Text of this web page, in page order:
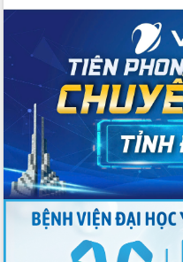
Tổ chức trang trọng Lễ hội Đền thờ
Lương Văn Chánh năm 2026
Phó Bí thư Tỉnh ủy Đắk Lắk Đỗ Hữu
Huy giữ chức Bí thư Đảng ủy Ủy Ban
Nhân dân tỉnh
Bệnh án điện tử thúc đẩy chuyển đổi
số y tế tại Đắk Lắk
Chuyển đổi số thư viện: Mở rộng
không gian tri thức trong thời đại số
Đánh giá, rút kinh nghiệm công tác tổ
chức diễn tập trước ngày bầu cử
Chương trình “Gặp gỡ hữu nghị –
Friendship Meeting New Year 2026”